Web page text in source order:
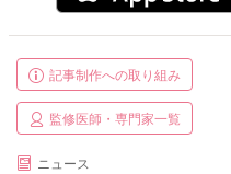
記事制作への取り組み
監修医師・専門家一覧
ニュース